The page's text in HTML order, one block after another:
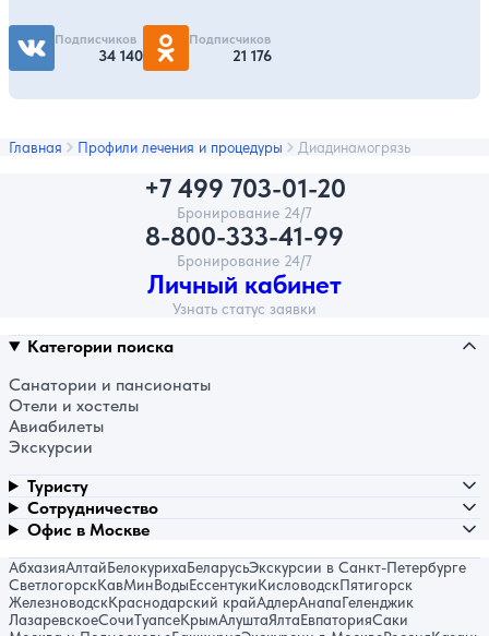
Подписчиков
34 140
Подписчиков
21 176
Главная Профили лечения и процедуры Диадинамогрязь
+7 499 703-01-20
Бронирование 24/7
8-800-333-41-99
Бронирование 24/7
Личный кабинет
Узнать статус заявки
Категории поиска
Санатории и пансионаты
Отели и хостелы
Авиабилеты
Экскурсии
Туристу
Сотрудничество
Офис в Москве
АбхазияАлтайБелокурихаБеларусьЭкскурсии в Санкт-Петербурге
СветлогорскКавМинВодыЕссентукиКисловодскПятигорск
ЖелезноводскКраснодарский крайАдлерАнапаГеленджик
ЛазаревскоеСочиТуапсеКрымАлуштаЯлтаЕвпаторияСаки